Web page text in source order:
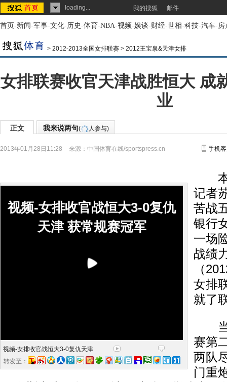
loading... 我的搜狐 邮件
首页-新闻-军事-文化-历史-体育-NBA-视频-娱谈-财经-世相-科技-汽车-房
> 2012-2013全国女排联赛 > 2012王宝泉&天津女排
女排联赛收官天津战胜恒大 成
业
正文 我来说两句( 人参与)
2013年01月28日11:28 来源： 中国体育在线/sportspress.cn 手机
视频-女排收官战恒大3-0复仇
天津 获常规赛冠军
视频-女排收官战恒大3-0复仇天津
转发至：
本
记者
苦战
银行
一场
战绩
（
女排
就了
当
赛第
两队
门重